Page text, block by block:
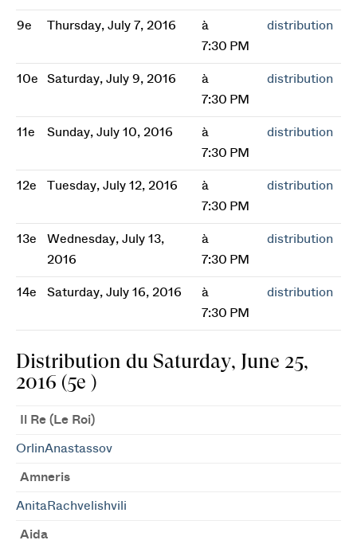
9e Thursday, July 7, 2016
à
7:30 PM
distribution
10e Saturday, July 9, 2016
à
7:30 PM
distribution
11e Sunday, July 10, 2016
à
7:30 PM
distribution
12e Tuesday, July 12, 2016
à
7:30 PM
distribution
13e
Wednesday, July 13,
2016
à
7:30 PM
distribution
14e Saturday, July 16, 2016
à
7:30 PM
distribution
Distribution du Saturday, June 25,
2016 (5e )
Il Re (Le Roi)
OrlinAnastassov
Amneris
AnitaRachvelishvili
Aida